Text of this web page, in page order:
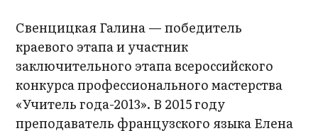
Свенцицкая Галина — победитель
краевого этапа и участник
заключительного этапа всероссийского
конкурса профессионального мастерства
«Учитель года-2013». В 2015 году
преподаватель французского языка Елена